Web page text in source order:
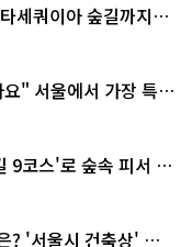
세쿼이아 숲길까지…
" 서울에서 가장 특별
9코스'로 숲속 피서 떠
? '서울시 건축상' 수